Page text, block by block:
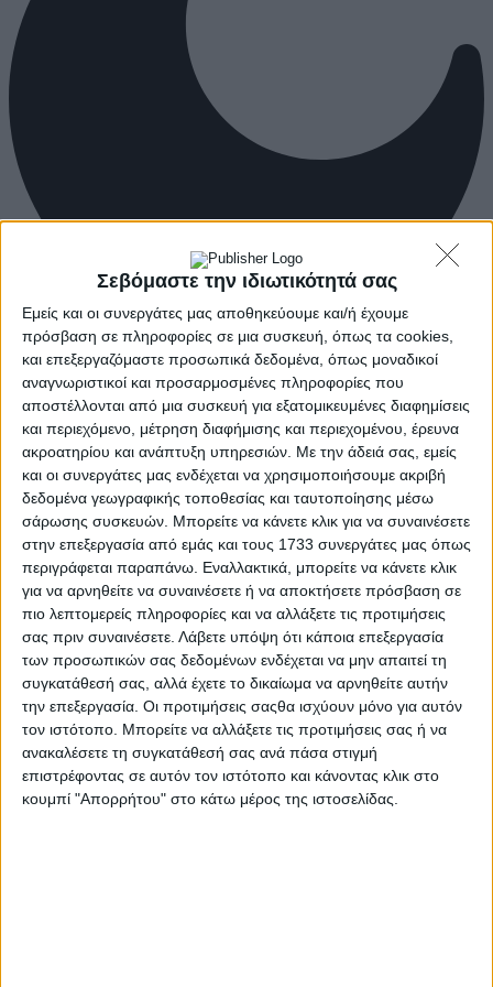
Σεβόμαστε την ιδιωτικότητά σας
Εμείς και οι συνεργάτες μας αποθηκεύουμε και/ή έχουμε
πρόσβαση σε πληροφορίες σε μια συσκευή, όπως τα cookies,
και επεξεργαζόμαστε προσωπικά δεδομένα, όπως μοναδικοί
αναγνωριστικοί και προσαρμοσμένες πληροφορίες που
αποστέλλονται από μια συσκευή για εξατομικευμένες διαφημίσεις
και περιεχόμενο, μέτρηση διαφήμισης και περιεχομένου, έρευνα
ακροατηρίου και ανάπτυξη υπηρεσιών. Με την άδειά σας, εμείς
και οι συνεργάτες μας ενδέχεται να χρησιμοποιήσουμε ακριβή
δεδομένα γεωγραφικής τοποθεσίας και ταυτοποίησης μέσω
σάρωσης συσκευών. Μπορείτε να κάνετε κλικ για να συναινέσετε
στην επεξεργασία από εμάς και τους 1733 συνεργάτες μας όπως
περιγράφεται παραπάνω. Εναλλακτικά, μπορείτε να κάνετε κλικ
για να αρνηθείτε να συναινέσετε ή να αποκτήσετε πρόσβαση σε
πιο λεπτομερείς πληροφορίες και να αλλάξετε τις προτιμήσεις
σας πριν συναινέσετε. Λάβετε υπόψη ότι κάποια επεξεργασία
των προσωπικών σας δεδομένων ενδέχεται να μην απαιτεί τη
συγκατάθεσή σας, αλλά έχετε το δικαίωμα να αρνηθείτε αυτήν
την επεξεργασία. Οι προτιμήσεις σαςθα ισχύουν μόνο για αυτόν
τον ιστότοπο. Μπορείτε να αλλάξετε τις προτιμήσεις σας ή να
ανακαλέσετε τη συγκατάθεσή σας ανά πάσα στιγμή
επιστρέφοντας σε αυτόν τον ιστότοπο και κάνοντας κλικ στο
κουμπί "Απορρήτου" στο κάτω μέρος της ιστοσελίδας.